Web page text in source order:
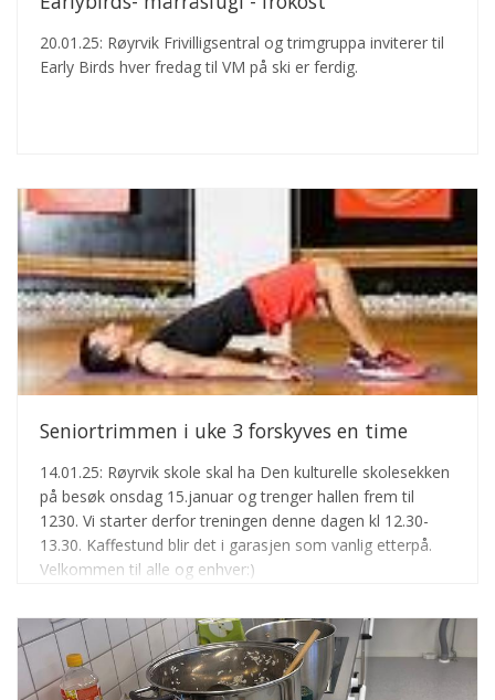
20.01.25: Røyrvik Frivilligsentral og trimgruppa inviterer til
Early Birds hver fredag til VM på ski er ferdig.
Seniortrimmen i uke 3 forskyves en time
14.01.25: Røyrvik skole skal ha Den kulturelle skolesekken
på besøk onsdag 15.januar og trenger hallen frem til
1230. Vi starter derfor treningen denne dagen kl 12.30-
13.30. Kaffestund blir det i garasjen som vanlig etterpå.
Velkommen til alle og enhver:)